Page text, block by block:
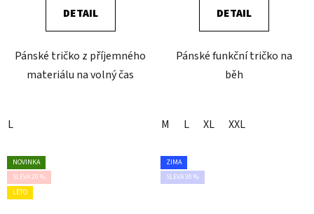
DETAIL
Pánské tričko z příjemného
materiálu na volný čas
L
DETAIL
Pánské funkční tričko na
běh
M L XL XXL
NOVINKA
SLEVA 20 %
LÉTO
ZIMA
SLEVA 30 %